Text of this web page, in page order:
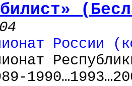
России